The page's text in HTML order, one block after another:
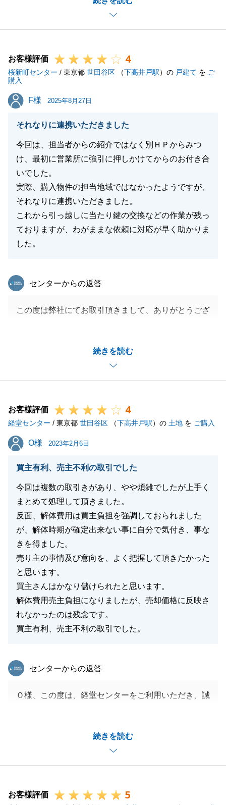
の豊かな時間のお手伝いができたのであれば、これ以
上の喜びはございません。
ひとえに、私の提案を信頼してくださった買主様のお
弊社、そして私への最大級の賛辞を胸に、これからも
精進してまいります。_また何かお困りごとがござい
ましたら、いつでもご連絡をいただけますと幸いでご
ざいます。
ものとなりますよう、心よりお祈り申し上げます。
お客様評価 4
桜新町センター / 東京都 世田谷区 （下高井戸駅）の 戸建て を ご
購入
F様
F様 2025年8月27日
それなりに連携いただきました
今回は、担当者からの紹介ではなく別ＨＰからみつ
け、最初に営業所に強引に押しかけてからのお付き合
いでした。
実際、購入物件の担当地域ではなかったようですが、
それなりに連携いただきました。
これから引っ越しに当たり鍵の交換などの作業が残っ
ておりますが、わがままな依頼に対応が早く助かりま
した。
続きを読む
東急リバブル
センターからの返答
この度は弊社にてお取引頂きまして、ありがとうござ
もあったかもしれませんが、無事最後まで問題なく終
わりまして良かったです。
引続き、何でもご相談頂ければと思います。
お客様評価 4
経堂センター / 東京都 世田谷区 （下高井戸駅）の 土地 を ご購入
O様
O様 2023年2月6日
買主有利、売主不利の取引でした
今回は複数の取引きがあり、やや煩雑でしたが上手く
まとめて処理して頂きました。
反面、解体費用は買主負担を強調しておられました
が、解体時期が確定出来ない事に自分で気付き、事な
きを得ました。
売り主の事情及び意向を、よく把握して頂きたかった
と思います。
買主さんはかなり儲けられたと思います。
解体費用売主負担になりましたが、売却価格に反映さ
れなかったのは残念です。
買主有利、売主不利の取引でした。
続きを読む
東急リバブル
センターからの返答
Ｏ様、この度は、経堂センターをご利用いただき、誠
至らぬ点があり、不快な思いをさせてしまい大変申し
訳ございませんでした。
またお困りのことがございましたら、お気軽にご連絡
お客様評価 5